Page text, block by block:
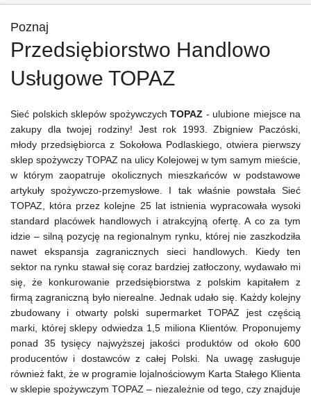
Poznaj
Przedsiębiorstwo Handlowo
Usługowe TOPAZ
Sieć polskich sklepów spożywczych TOPAZ - ulubione miejsce na
zakupy dla twojej rodziny! Jest rok 1993. Zbigniew Paczóski,
młody przedsiębiorca z Sokołowa Podlaskiego, otwiera pierwszy
sklep spożywczy TOPAZ na ulicy Kolejowej w tym samym mieście,
w którym zaopatruje okolicznych mieszkańców w podstawowe
artykuły spożywczo-przemysłowe. I tak właśnie powstała Sieć
TOPAZ, która przez kolejne 25 lat istnienia wypracowała wysoki
standard placówek handlowych i atrakcyjną ofertę. A co za tym
idzie – silną pozycję na regionalnym rynku, której nie zaszkodziła
nawet ekspansja zagranicznych sieci handlowych. Kiedy ten
sektor na rynku stawał się coraz bardziej zatłoczony, wydawało mi
się, że konkurowanie przedsiębiorstwa z polskim kapitałem z
firmą zagraniczną było nierealne. Jednak udało się. Każdy kolejny
zbudowany i otwarty polski supermarket TOPAZ jest częścią
marki, której sklepy odwiedza 1,5 miliona Klientów. Proponujemy
ponad 35 tysięcy najwyższej jakości produktów od około 600
producentów i dostawców z całej Polski. Na uwagę zasługuje
również fakt, że w programie lojalnościowym Karta Stałego Klienta
w sklepie spożywczym TOPAZ – niezależnie od tego, czy znajduje